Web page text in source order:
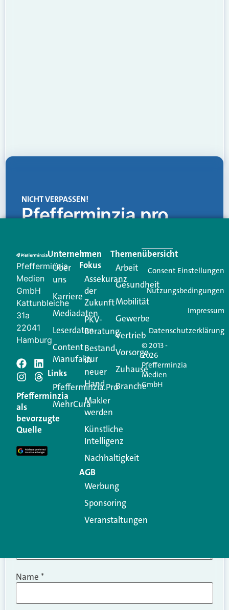
NICHT VERPASSEN!
Pfefferminzia.pro
Creator für Ihre Kundenkommunikation. Alles, was
Ihren Vertriebsalltag leichter macht. Mit nur einem
Login.
Jetzt anmelden
Schreiben Sie einen
Kommentar
Ihre E-Mail-Adresse wird nicht veröffentlicht.
Erforderliche Felder sind mit
Kommentar
Name *
Pfefferminzia
Medien
GmbH
Kattunbleiche
31a
22041
Hamburg
Pfefferminzia
als
bevorzugte
Quelle
Unternehmen
Über
uns
Karriere
Mediadaten
Leserdaten
Content
Manufaktur
Links
Pfefferminzia.Pro
MehrCura
Im
Fokus
Assekuranz
der
Zukunft
PKV-
Beratung
Bestand
in
neuer
Hand
Makler
werden
Künstliche
Intelligenz
Nachhaltigkeit
AGB
Werbung
Sponsoring
Veranstaltungen
Themenübersicht
Arbeit
Gesundheit
Mobilität
Gewerbe
Vertrieb
Vorsorge
Zuhause
Branche
© 2013 -
2026
Pfefferminzia
Medien
GmbH
Consent Einstellungen
Nutzungsbedingungen
Impressum
Datenschutzerklärung